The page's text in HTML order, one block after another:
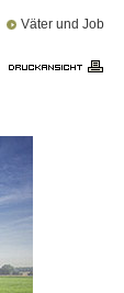
Väter und Job